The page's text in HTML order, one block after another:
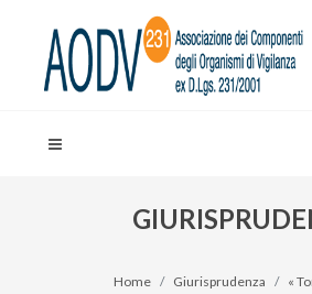
Home Giurisprudenza «